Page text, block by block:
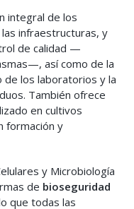
integral de los
infraestructuras, y
de calidad —
así como de la
de los laboratorios y la
También ofrece
en cultivos
formación y
y Microbiología
de bioseguridad
que todas las